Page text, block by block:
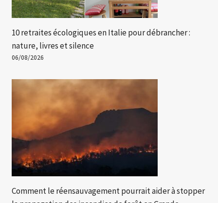
10 retraites écologiques en Italie pour débrancher :
nature, livres et silence
06/08/2026
Comment le réensauvagement pourrait aider à stopper